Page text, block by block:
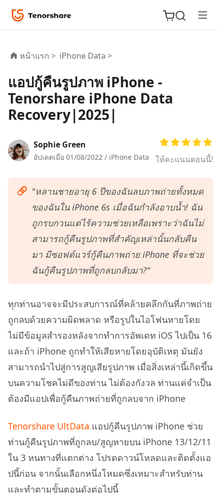
ReiBoot
for iOS
PDNob
หน้าแรก > iPhone Data >
แอปกู้คืนรูปภาพ iPhone -
Tenorshare iPhone Data
Recovery|2025|
Sophie Green
อัปเดตเมื่อ 01/08/2022 / iPhone Data ให้คะแนนตอนนี้!
"หลานชายอายุ 6 ปีของฉันลบภาพถ่ายทั้งหมด
ของฉันใน iPhone 6s เมื่อฉันกำลังอาบน้ำ! ฉัน
ถูกรบกวนแต่ไร้ความช่วยเหลือเพราะว่าฉันไม่
สามารถกู้คืนรูปภาพที่สำคัญเหล่านั้นกลับคืน
มา มีซอฟต์แวร์กู้คืนภาพถ่าย iPhone ที่จะช่วย
ฉันกู้คืนรูปภาพที่ถูกลบกลับมา?"
ทุกท่านอาจจะมีประสบการณ์ที่คล้ายคลึกกันที่ภาพถ่าย
ถูกลบด้วยความผิดพลาด หรือรูปในไอโฟนหายโดย
ไม่มีข้อมูลสำรองหลังจากทำการอัพเดท iOS ไปเป็น 16
และถ้า iPhone ถูกทำให้เสียหายโดยอุบัติเหตุ มันยัง
สามารถนำไปสู่การสูญเสียรูปภาพ เมื่อสิ่งเหล่านี้เกิดขึ้น
บนความโชคไม่ดีของท่าน ไม่ต้องกังวล ท่านแค่จำเป็น
ต้องมีแอปเพื่อกู้คืนภาพถ่ายที่ถูกลบจาก iPhone
Tenorshare UltData แอปกู้คืนรูปภาพ iPhone ช่วย
ท่านกู้คืนรูปภาพที่ถูกลบ/สูญหายบน iPhone 13/12/11
ใน 3 หนทางที่แตกต่าง โปรดดาวน์โหลดและติดตั้งแอ
ปนี้ก่อน จากนั้นเลือกหนึ่งโหมดซึ่งเหมาะสำหรับท่าน
และทำตามขั้นตอนดังต่อไปนี้